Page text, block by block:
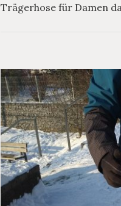
Trägerhose für Damen